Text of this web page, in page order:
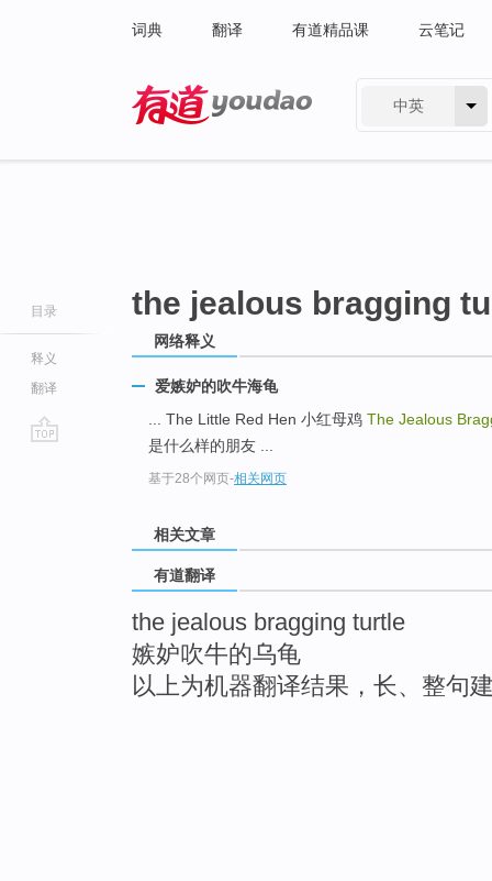
词典 翻译 有道精品课 云笔记
中英
目录
释义
翻译
the jealous bragging
网络释义
爱嫉妒的吹牛海龟
... The Little Red Hen 小红母鸡 The Jealous
是什么样的朋友 ...
基于28个网页-相关网页
相关文章
有道翻译
the jealous bragging turtle
嫉妒吹牛的乌龟
以上为机器翻译结果，长、整句